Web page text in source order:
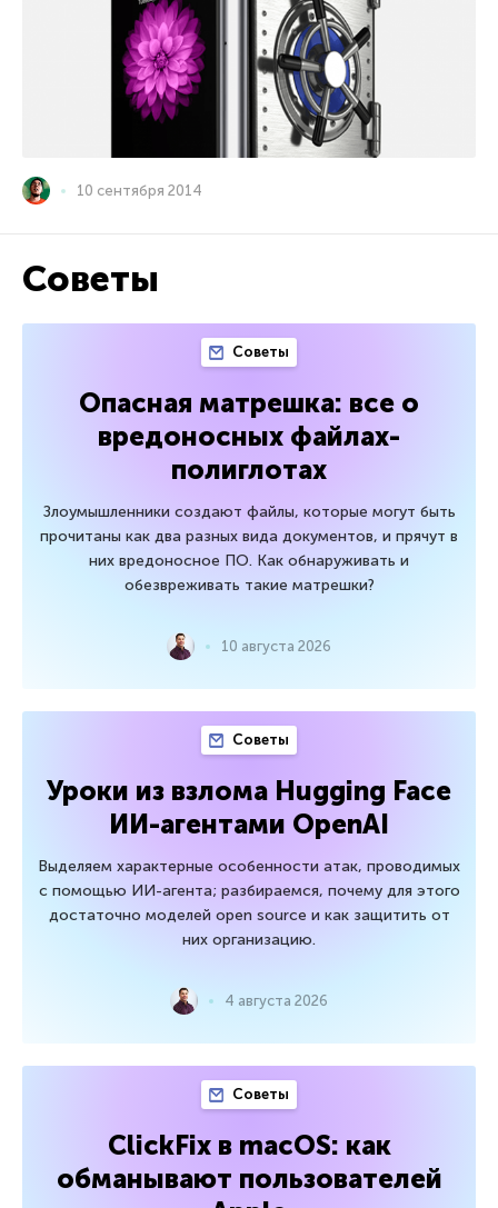
10 сентября 2014
Советы
Советы
Опасная матрешка: все о
вредоносных файлах-
полиглотах
Злоумышленники создают файлы, которые могут быть
прочитаны как два разных вида документов, и прячут в
них вредоносное ПО. Как обнаруживать и
обезвреживать такие матрешки?
10 августа 2026
Советы
Уроки из взлома Hugging Face
ИИ-агентами OpenAI
Выделяем характерные особенности атак, проводимых
с помощью ИИ-агента; разбираемся, почему для этого
достаточно моделей open source и как защитить от
них организацию.
4 августа 2026
Советы
ClickFix в macOS: как
обманывают пользователей